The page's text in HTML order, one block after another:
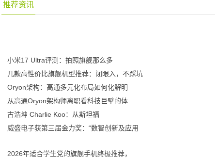
推荐资讯
小米17 Ultra评测：拍照旗舰那么多
几款高性价比旗舰机型推荐：闭眼入，不踩坑
Oryon架构：高通多元化布局如何化解明
从高通Oryon架构师离职看科技巨擘的体
古浩坤 Charlie Koo：从斯坦福
威盛电子获第三届金力奖：“数智创新及应用
2026年适合学生党的旗舰手机终极推荐，